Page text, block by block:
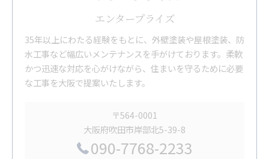
エンタープライズ
35年以上にわたる経験をもとに、外壁塗装や屋根塗装、防
水工事など幅広いメンテナンスを手がけております。柔軟
かつ迅速な対応を心がけながら、住まいを守るために必要
な工事を大阪で提案いたします。
〒564-0001
大阪府吹田市岸部北5-39-8
090-7768-2233